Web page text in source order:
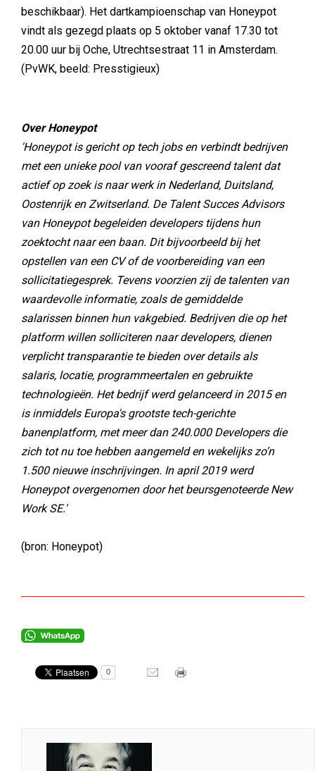
beschikbaar). Het dartkampioenschap van Honeypot
vindt als gezegd plaats op 5 oktober vanaf 17.30 tot
20.00 uur bij Oche, Utrechtsestraat 11 in Amsterdam.
(PvWK, beeld: Presstigieux)
Over Honeypot
'Honeypot is gericht op tech jobs en verbindt bedrijven
met een unieke pool van vooraf gescreend talent dat
actief op zoek is naar werk in Nederland, Duitsland,
Oostenrijk en Zwitserland. De Talent Succes Advisors
van Honeypot begeleiden developers tijdens hun
zoektocht naar een baan. Dit bijvoorbeeld bij het
opstellen van een CV of de voorbereiding van een
sollicitatiegesprek. Tevens voorzien zij de talenten van
waardevolle informatie, zoals de gemiddelde
salarissen binnen hun vakgebied. Bedrijven die op het
platform willen solliciteren naar developers, dienen
verplicht transparantie te bieden over details als
salaris, locatie, programmeertalen en gebruikte
technologieën. Het bedrijf werd gelanceerd in 2015 en
is inmiddels Europa's grootste tech-gerichte
banenplatform, met meer dan 240.000 Developers die
zich tot nu toe hebben aangemeld en wekelijks zo’n
1.500 nieuwe inschrijvingen. In april 2019 werd
Honeypot overgenomen door het beursgenoteerde New
Work SE.'
(bron: Honeypot)
0